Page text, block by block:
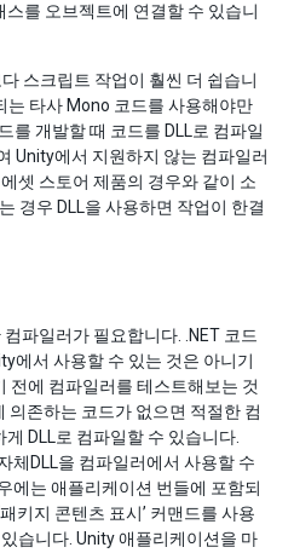
를 오브젝트에 연결할 수 있습니
스크립트 작업이 훨씬 더 쉽습니
는 타사 Mono 코드를 사용해야만
를 개발할 때 코드를 DLL로 컴파일
Unity에서 지원하지 않는 컴파일러
셋 스토어 제품의 경우와 같이 소
경우 DLL을 사용하면 작업이 한결
파일러가 필요합니다. .NET 코드
에서 사용할 수 있는 것은 아니기
전에 컴파일러를 테스트해보는 것
의존하는 코드가 없으면 적절한 컴
DLL로 컴파일할 수 있습니다.
체DLL을 컴파일러에서 사용할 수
에는 애플리케이션 번들에 포함되
키지 콘텐츠 표시’ 커맨드를 사용
습니다. Unity 애플리케이션을 마